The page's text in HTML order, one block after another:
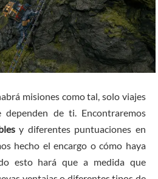
misiones como tal, solo viajes
de ti. Encontraremos
y diferentes puntuaciones en
hecho el encargo o cómo haya
esto hará que a medida que